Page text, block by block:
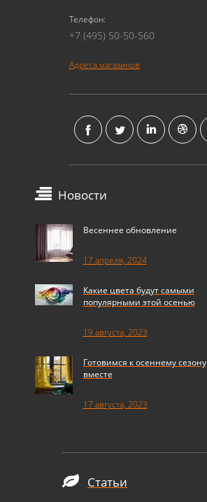
Телефон:
+7 (495) 50-50-560
Адреса магазинов
Новости
Весеннее обновление
17 апреля, 2024
Какие цвета будут самыми
популярными этой осенью
19 августа, 2023
Готовимся к осеннему сезону
вместе
17 августа, 2023
Статьи